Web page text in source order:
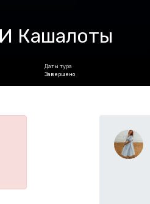
Кашалоты
Даты тура
Завершено